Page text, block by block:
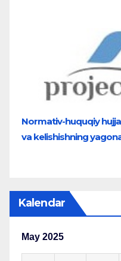
Normativ-huquqiy
va kelishishning
Kalendar
May 2025